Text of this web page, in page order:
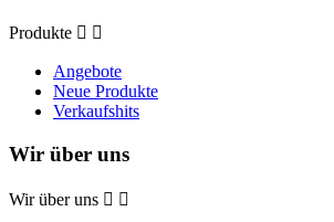
Produkte  
Angebote
Neue Produkte
Verkaufshits
Wir über uns
Wir über uns  